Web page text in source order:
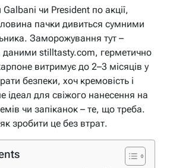
чи President по акції,
пачки дивиться сумними
Заморожування тут –
даними stilltasty.com, герметично
витримує до 2–3 місяців у
безпеки, хоч кремовість і
ідеал для свіжого нанесення на
чи запіканок – те, що треба.
зробити це без втрат.